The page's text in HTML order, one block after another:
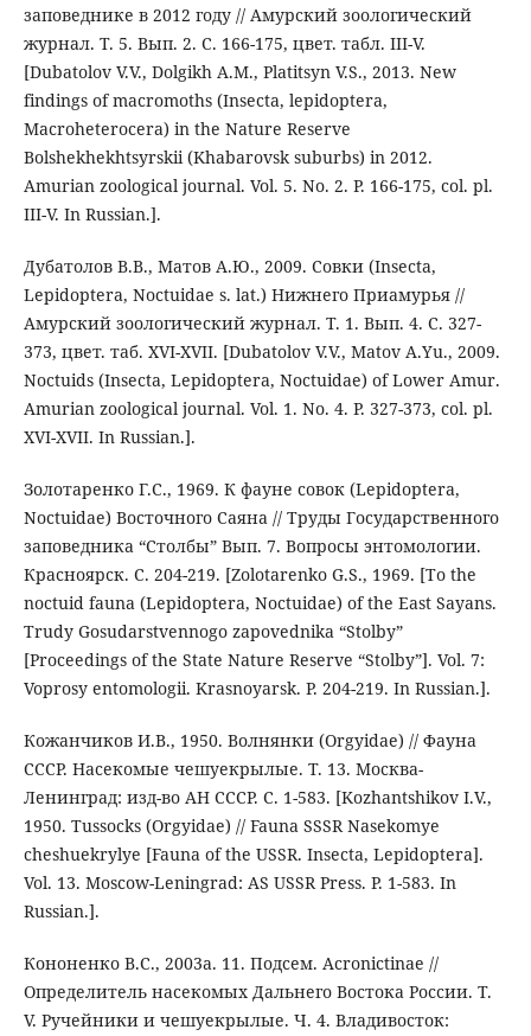
заповеднике в 2012 году // Амурский зоологический
журнал. Т. 5. Вып. 2. С. 166-175, цвет. табл. III-V.
[Dubatolov V.V., Dolgikh A.M., Platitsyn V.S., 2013. New
findings of macromoths (Insecta, lepidoptera,
Macroheterocera) in the Nature Reserve
Bolshekhekhtsyrskii (Khabarovsk suburbs) in 2012.
Amurian zoological journal. Vol. 5. No. 2. P. 166-175, col. pl.
III-V. In Russian.].
Дубатолов В.В., Матов А.Ю., 2009. Совки (Insecta,
Lepidoptera, Noctuidae s. lat.) Нижнего Приамурья //
Амурский зоологический журнал. Т. 1. Вып. 4. С. 327-
373, цвет. таб. XVI-XVII. [Dubatolov V.V., Matov A.Yu., 2009.
Noctuids (Insecta, Lepidoptera, Noctuidae) of Lower Amur.
Amurian zoological journal. Vol. 1. No. 4. P. 327-373, col. pl.
XVI-XVII. In Russian.].
Золотаренко Г.С., 1969. К фауне совок (Lepidoptera,
Noctuidae) Восточного Саяна // Труды Государственного
заповедника “Столбы” Вып. 7. Вопросы энтомологии.
Красноярск. С. 204-219. [Zolotarenko G.S., 1969. [To the
noctuid fauna (Lepidoptera, Noctuidae) of the East Sayans.
Trudy Gosudarstvennogo zapovednika “Stolby”
[Proceedings of the State Nature Reserve “Stolby”]. Vol. 7:
Voprosy entomologii. Krasnoyarsk. P. 204-219. In Russian.].
Кожанчиков И.В., 1950. Волнянки (Orgyidae) // Фауна
СССР. Насекомые чешуекрылые. Т. 13. Москва-
Ленинград: изд-во АН СССР. С. 1-583. [Kozhantshikov I.V.,
1950. Tussocks (Orgyidae) // Fauna SSSR Nasekomye
cheshuekrylye [Fauna of the USSR. Insecta, Lepidoptera].
Vol. 13. Moscow-Leningrad: AS USSR Press. P. 1-583. In
Russian.].
Кононенко В.С., 2003а. 11. Подсем. Acronictinae //
Определитель насекомых Дальнего Востока России. Т.
V. Ручейники и чешуекрылые. Ч. 4. Владивосток: